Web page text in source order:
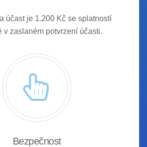
účast je 1.200 Kčse splatností
v zaslaném potvrzení účasti.
Bezpečnost